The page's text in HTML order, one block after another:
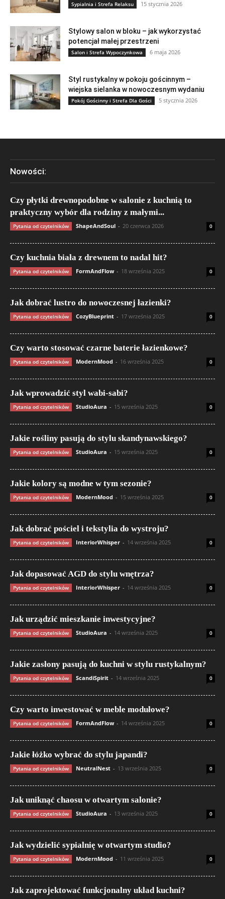
Sypialnia i Strefa Relaksu 15 stycznia 2026
Stylowy salon w bloku – jak wykorzystać
potencjał małej przestrzeni
Salon i Strefa Wypoczynkowa 6 maja 2026
Styl rustykalny w pokoju gościnnym –
wiejska sielanka w nowoczesnym wydaniu
Pokój Gościnny i Strefa Dla Gości 5 stycznia 2026
Nowości:
Czy płytki drewnopodobne w salonie z kuchnią to
praktyczny wybór dla rodziny z małymi...
Pytania od czytelników ShapeAndSoul - 20 czerwca 2026 0
Czy kuchnia biała z drewnem to nadal hit?
Pytania od czytelników FormAndFlow - 18 września 2025 0
Jak dobrać lustro do nowoczesnej łazienki?
Pytania od czytelników CozyBlueprint - 17 września 2025 0
Czy warto stosować czarne baterie łazienkowe?
Pytania od czytelników ModernMood - 16 września 2025 0
Jak wprowadzić styl wabi-sabi?
Pytania od czytelników StudioAura - 15 września 2025 0
Jakie rośliny pasują do stylu skandynawskiego?
Pytania od czytelników StudioAura - 15 września 2025 0
Jakie kolory są modne w tym sezonie?
Pytania od czytelników ModernMood - 15 września 2025 0
Jak dobrać pościel i tekstylia do wystroju?
Pytania od czytelników InteriorWhisper - 14 września 2025 0
Jak dopasować AGD do stylu wnętrza?
Pytania od czytelników InteriorWhisper - 14 września 2025 0
Jak urządzić mieszkanie inwestycyjne?
Pytania od czytelników StudioAura - 14 września 2025 0
Jakie zasłony pasują do kuchni w stylu rustykalnym?
Pytania od czytelników ScandiSpirit - 14 września 2025 0
Czy warto inwestować w meble modułowe?
Pytania od czytelników FormAndFlow - 14 września 2025 0
Jakie łóżko wybrać do stylu japandi?
Pytania od czytelników NeutralNest - 13 września 2025 0
Jak uniknąć chaosu w otwartym salonie?
Pytania od czytelników StudioAura - 13 września 2025 0
Jak wydzielić sypialnię w otwartym studio?
Pytania od czytelników ModernMood - 11 września 2025 0
Jak zaprojektować funkcjonalny układ kuchni?